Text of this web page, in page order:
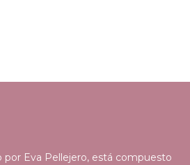
por Eva Pellejero, está compuesto